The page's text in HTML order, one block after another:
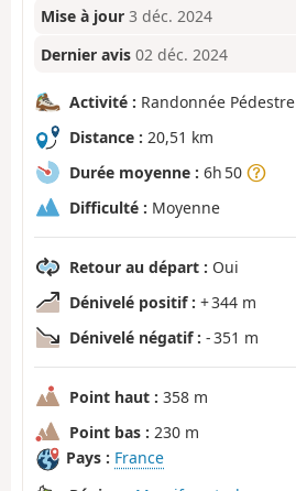
Mise à jour 3 déc. 2024
Dernier avis 02 déc. 2024
Activité : Randonnée Pédestre
Distance : 20,51 km
Durée moyenne : 6h 50
Difficulté : Moyenne
Retour au départ : Oui
Dénivelé positif : + 344 m
Dénivelé négatif : - 351 m
Point haut : 358 m
Point bas : 230 m
Pays : France